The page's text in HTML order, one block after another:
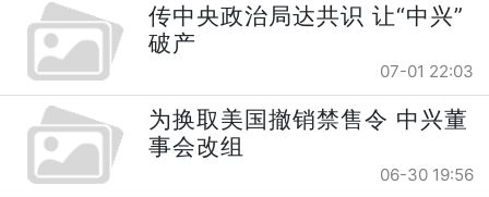
传中央政治局达共识 让“中兴”
破产
07-01 22:03
为换取美国撤销禁售令 中兴董
事会改组
06-30 19:56